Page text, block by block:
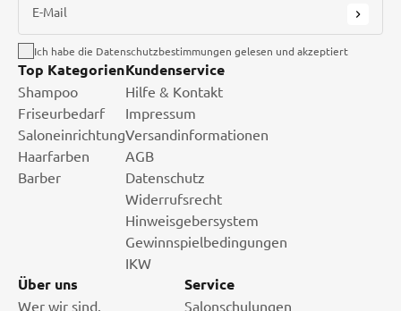
E-Mail
Ich habe die Datenschutzbestimmungen gelesen und akzeptiert
Top Kategorien
Shampoo
Friseurbedarf
Saloneinrichtung
Haarfarben
Barber
Kundenservice
Hilfe & Kontakt
Impressum
Versandinformationen
AGB
Datenschutz
Widerrufsrecht
Hinweisgebersystem
Gewinnspielbedingungen
IKW
Über uns
Wer wir sind.
Service
Salonschulungen